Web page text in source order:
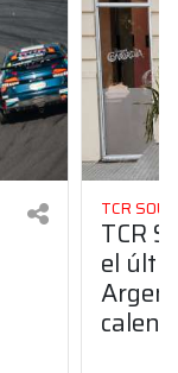
TCR
TCR
el